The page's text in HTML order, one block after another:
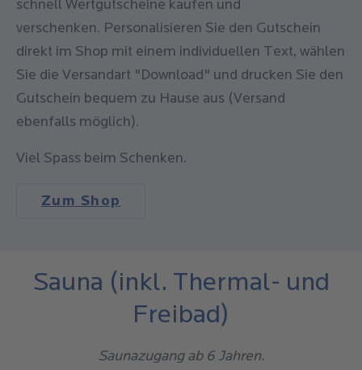
schnell Wertgutscheine kaufen und
verschenken. Personalisieren Sie den Gutschein
direkt im Shop mit einem individuellen Text, wählen
Sie die Versandart "Download" und drucken Sie den
Gutschein bequem zu Hause aus (Versand
ebenfalls möglich).
Viel Spass beim Schenken.
Zum Shop
Sauna (inkl. Thermal- und
Freibad)
Saunazugang ab 6 Jahren.